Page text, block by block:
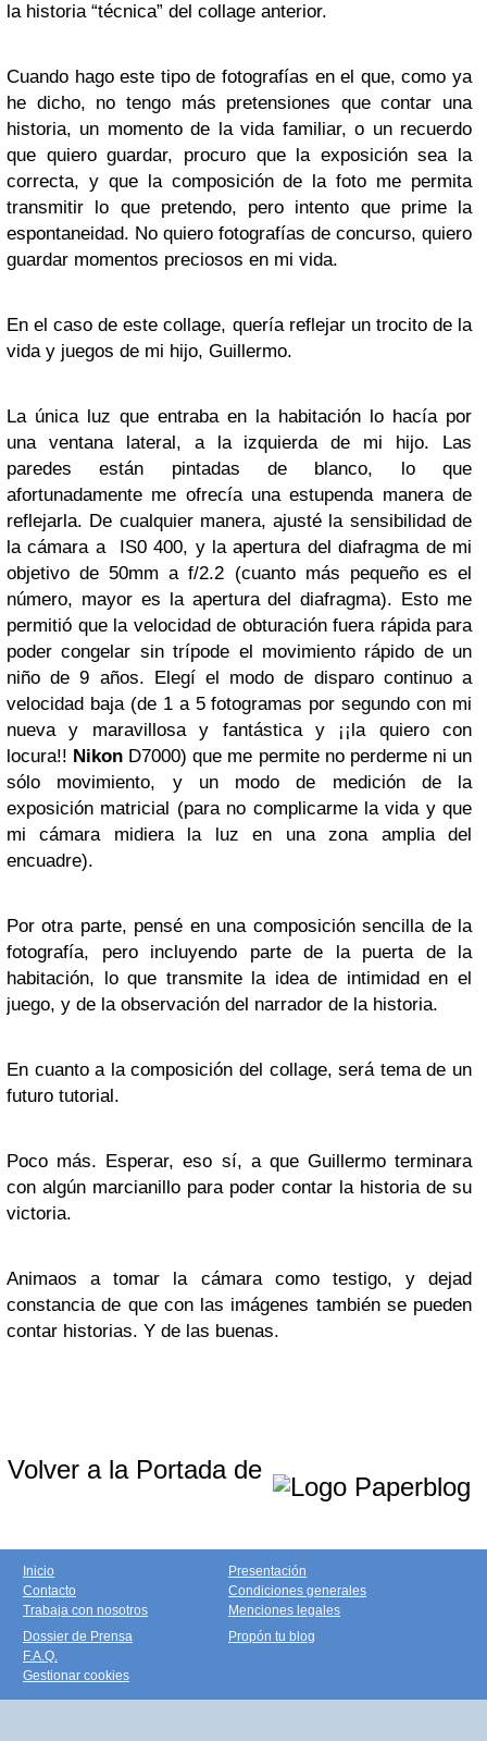
la historia “técnica” del collage anterior.
Cuando hago este tipo de fotografías en el que, como ya
he dicho, no tengo más pretensiones que contar una
historia, un momento de la vida familiar, o un recuerdo
que quiero guardar, procuro que la exposiciónsea la
correcta, y que la composiciónde la foto me permita
transmitir lo que pretendo, pero intento que prime la
espontaneidad. No quiero fotografías de concurso, quiero
guardar momentos preciosos en mi vida.
En el caso de este collage, quería reflejar un trocito de la
vida y juegos de mi hijo, Guillermo.
La única luz que entraba en la habitación lo hacía por
una ventana lateral, a la izquierda de mi hijo. Las
paredes están pintadas de blanco, lo que
afortunadamente me ofrecía una estupenda manera de
reflejarla. De cualquier manera, ajusté la sensibilidad de
la cámara a
IS0 400, y la apertura del diafragma de mi
objetivo de 50mm af/2.2 (cuanto más pequeño es el
número, mayor es la apertura del diafragma). Esto me
permitió que la velocidad de obturaciónfuera rápidapara
poder congelar sin trípode el movimiento rápido de un
niño de 9 años. Elegí el modo de disparo continuo a
velocidad baja(de 1 a 5 fotogramas por segundo con mi
nueva y maravillosa y fantástica y ¡¡la quiero con
locura!! Nikon D7000) que me permite no perderme ni un
sólo movimiento, y un modo de medición de la
exposición matricial (para no complicarme la vida y que
mi cámara midiera la luz en una zona amplia del
encuadre).
Por otra parte, pensé en unacomposición sencillade la
fotografía, pero incluyendo parte de la puerta de la
habitación, lo que transmite la idea de intimidad en el
juego, y de la observación del narrador de la historia.
En cuanto a la composición del collage, será tema de un
futuro tutorial.
Poco más. Esperar, eso sí, a que Guillermo terminara
con algún marcianillo para poder contar la historia de su
victoria.
Animaos a tomar la cámara como testigo, y dejad
constancia de que con las imágenes también se pueden
contar historias. Y de las buenas.
Volver a la Portada de
Inicio
Contacto
Trabaja con nosotros
Presentación
Condiciones generales
Menciones legales
Dossier de Prensa
F.A.Q.
Gestionar cookies
Propón tu blog